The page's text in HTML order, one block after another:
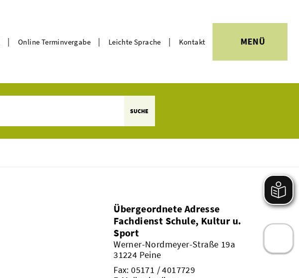
| Online Terminvergabe | Leichte Sprache | Kontakt MENÜ
SUCHE
Übergeordnete Adresse
Fachdienst Schule, Kultur u.
Sport
Werner-Nordmeyer-Straße 19a
31224 Peine
Fax: 05171 / 4017729